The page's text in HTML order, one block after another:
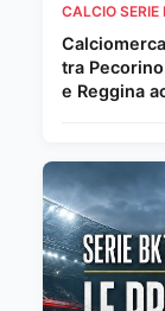
CALCIO SERIE
tra
e Reggina